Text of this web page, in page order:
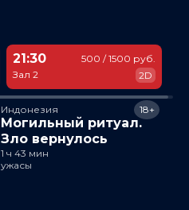
21:30
Зал 2
500 / 1500 руб.
2D
Индонезия
Могильный ритуал.
Зло вернулось
18+
1 ч 43 мин
ужасы